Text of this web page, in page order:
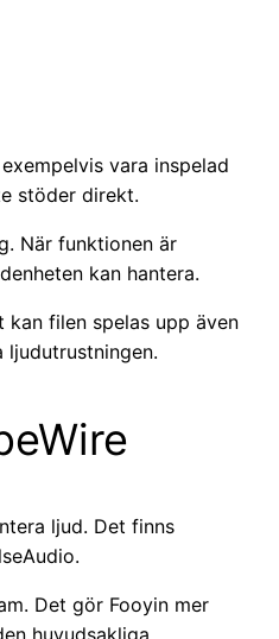
vara inspelad
stöder direkt.
När funktionen är
kan hantera.
kan filen spelas upp även
ljud. Det finns
Det gör Fooyin mer